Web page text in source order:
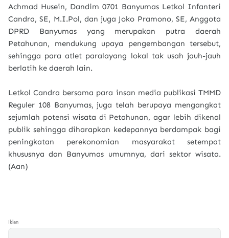
Achmad Husein, Dandim 0701 Banyumas Letkol Infanteri
Candra, SE, M.I.Pol, dan juga Joko Pramono, SE, Anggota
DPRD Banyumas yang merupakan putra daerah
Petahunan, mendukung upaya pengembangan tersebut,
sehingga para atlet paralayang lokal tak usah jauh-jauh
berlatih ke daerah lain.
Letkol Candra bersama para insan media publikasi TMMD
Reguler 108 Banyumas, juga telah berupaya mengangkat
sejumlah potensi wisata di Petahunan, agar lebih dikenal
publik sehingga diharapkan kedepannya berdampak bagi
peningkatan perekonomian masyarakat setempat
khususnya dan Banyumas umumnya, dari sektor wisata.
(Aan)
Iklan